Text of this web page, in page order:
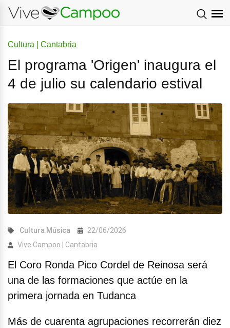
Cultura | Cantabria
El programa 'Origen' inaugura el
4 de julio su calendario estival
Cultura Música
22/06/2026
Vive Campoo | Cantabria
El Coro Ronda Pico Cordel de Reinosa será
una de las formaciones que actúe en la
primera jornada en Tudanca
Más de cuarenta agrupaciones recorrerán diez